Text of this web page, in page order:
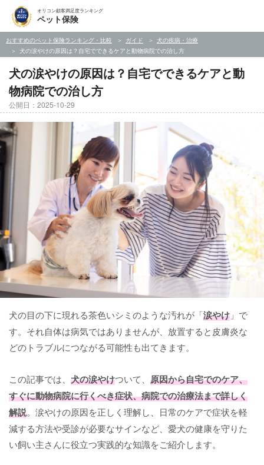
オリコン顧客満足度ランキング
ペット保険
おすすめのペット保険ランキング・比較 ガイド
犬の疾病・治療
犬の涙やけの原因は？自宅でできるケアと動物病院での治し方
犬の涙やけの原因は？自宅でできるケアと動
物病院での治し方
公開日：2025-10-29
犬の目の下に現れる茶色いシミのような汚れが「涙やけ 」で
す。それ自体は病気ではありませんが、放置すると皮膚炎な
どのトラブルにつながる可能性も出てきます。
この記事では、 犬の涙やけついて、 原因から自宅でのケア、
すぐに動物病院に行くべき症状、病院での治療法まで詳しく
解説。涙やけの原因を正しく理解し、日常のケアで症状を軽
減する方法や受診が必要なサインなど、愛犬の健康を守りた
い飼い主さんに役立つ実践的な知識をご紹介します。